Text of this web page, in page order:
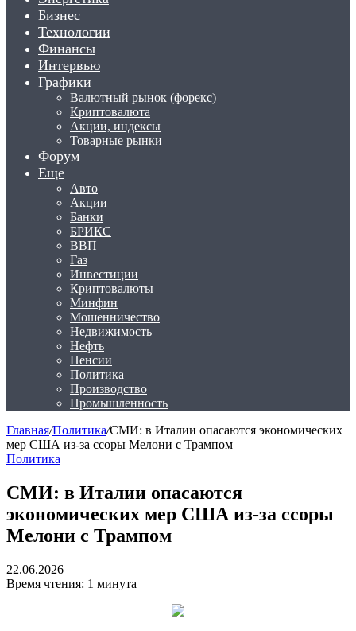
Бизнес
Технологии
Финансы
Интервью
Графики
Валютный рынок (форекс)
Криптовалюта
Акции, индексы
Товарные рынки
Форум
Еще
Авто
Акции
Банки
БРИКС
ВВП
Газ
Инвестиции
Криптовалюты
Минфин
Мошенничество
Недвижимость
Нефть
Пенсии
Политика
Производство
Промышленность
Главная/Политика/СМИ: в Италии опасаются экономических
мер США из-за ссоры Мелони с Трампом
Политика
СМИ: в Италии опасаются
экономических мер США из-за ссоры
Мелони с Трампом
22.06.2026
Время чтения: 1 минута